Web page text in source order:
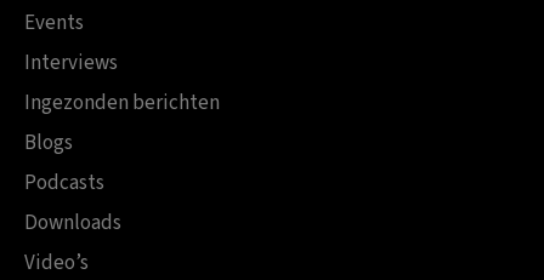
Events
Interviews
Ingezonden berichten
Blogs
Podcasts
Downloads
Video’s